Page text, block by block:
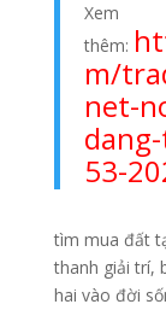
Xem
thêm:
m/
net-
53-
tìm mua đất
thanh giải trí,
hai vào đời